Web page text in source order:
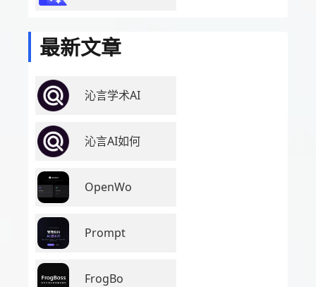
最新文章
沁言学术AI
沁言AI如何
OpenWo
Prompt
FrogBo